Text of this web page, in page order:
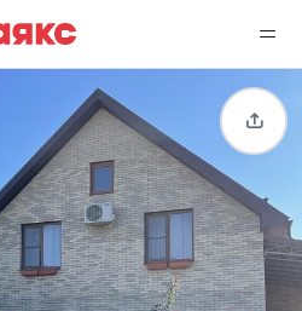
Сравнение
0 объявлений